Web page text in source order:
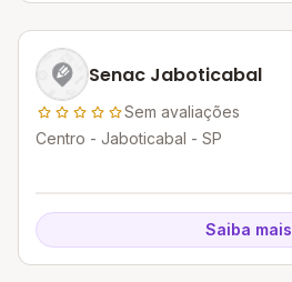
Senac Jaboticabal
Sem avaliações
Centro - Jaboticabal - SP
Saiba mais